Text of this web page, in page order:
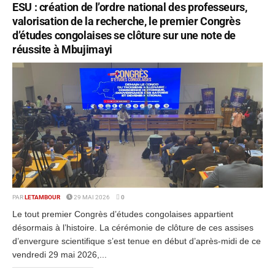
ESU : création de l’ordre national des professeurs,
valorisation de la recherche, le premier Congrès
d’études congolaises se clôture sur une note de
réussite à Mbujimayi
PAR LETAMBOUR 29 MAI 2026 0
Le tout premier Congrès d’études congolaises appartient
désormais à l’histoire. La cérémonie de clôture de ces assises
d’envergure scientifique s’est tenue en début d’après-midi de ce
vendredi 29 mai 2026,...